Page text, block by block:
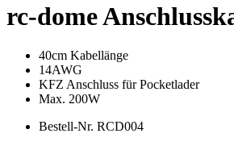
rc-dome
40cm Kabellänge
14AWG
KFZ Anschluss für Pocketlader
Max. 200W
Bestell-Nr. RCD004